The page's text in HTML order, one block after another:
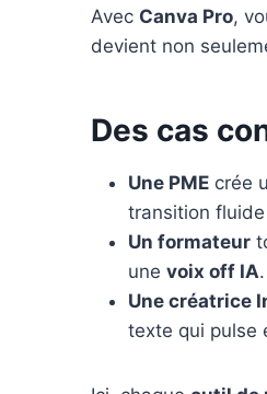
Avec Canva Pro,
devient non
Des cas
Une PME crée
transition
Un formateur
une voix off IA.
Une créatrice
texte qui pulse